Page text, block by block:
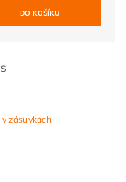
zásuvkách